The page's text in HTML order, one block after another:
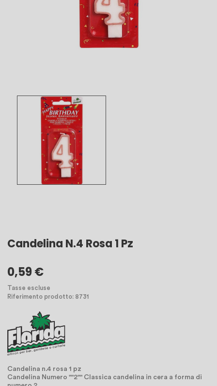
Candelina N.4 Rosa 1 Pz
0,59 €
Tasse escluse
Riferimento prodotto: 8731
Candelina n.4 rosa 1 pz
Candelina Numero ""2"" Classica candelina in cera a forma di